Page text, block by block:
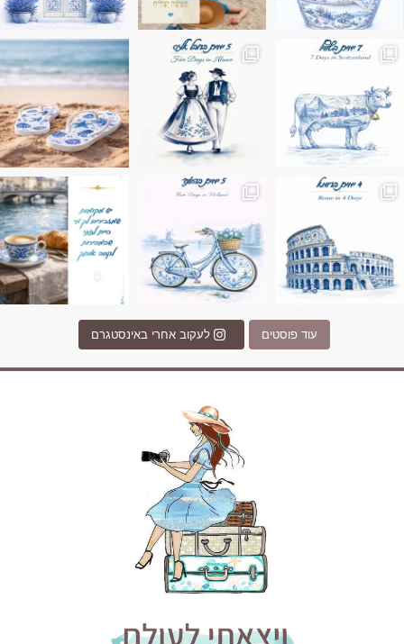
בחבל אלזס צרפת
שבו הכל נהיה פשוט יותר. החול, הי
Instagram post
Instagram post
עוד פוסטים לעקוב אחרי באינסטגרם